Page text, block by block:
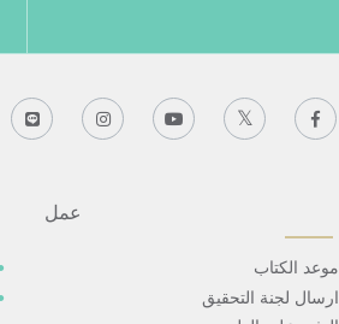
عمل
موعد الكتاب
ارسال لجنة التحقيق